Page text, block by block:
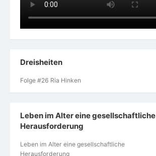
Dreisheiten
Folge #26 Ria Hinken
Leben im Alter eine gesellschaftliche
Herausforderung
Leben im Alter eine gesellschaftliche
Herausforderung